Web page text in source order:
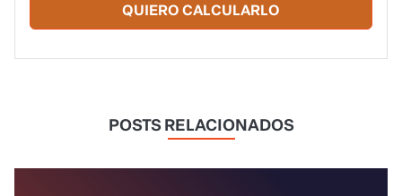
QUIERO CALCULARLO
POSTS RELACIONADOS